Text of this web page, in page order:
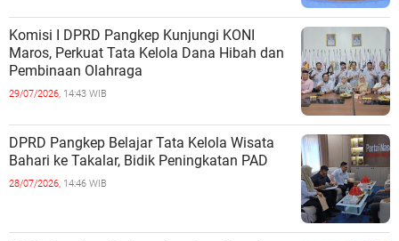
Komisi I DPRD Pangkep Kunjungi KONI
Maros, Perkuat Tata Kelola Dana Hibah dan
Pembinaan Olahraga
29/07/2026, 14:43 WIB
DPRD Pangkep Belajar Tata Kelola Wisata
Bahari ke Takalar, Bidik Peningkatan PAD
28/07/2026, 14:46 WIB